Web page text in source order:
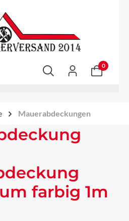
0
Mauerabdeckungen
farbig 1m